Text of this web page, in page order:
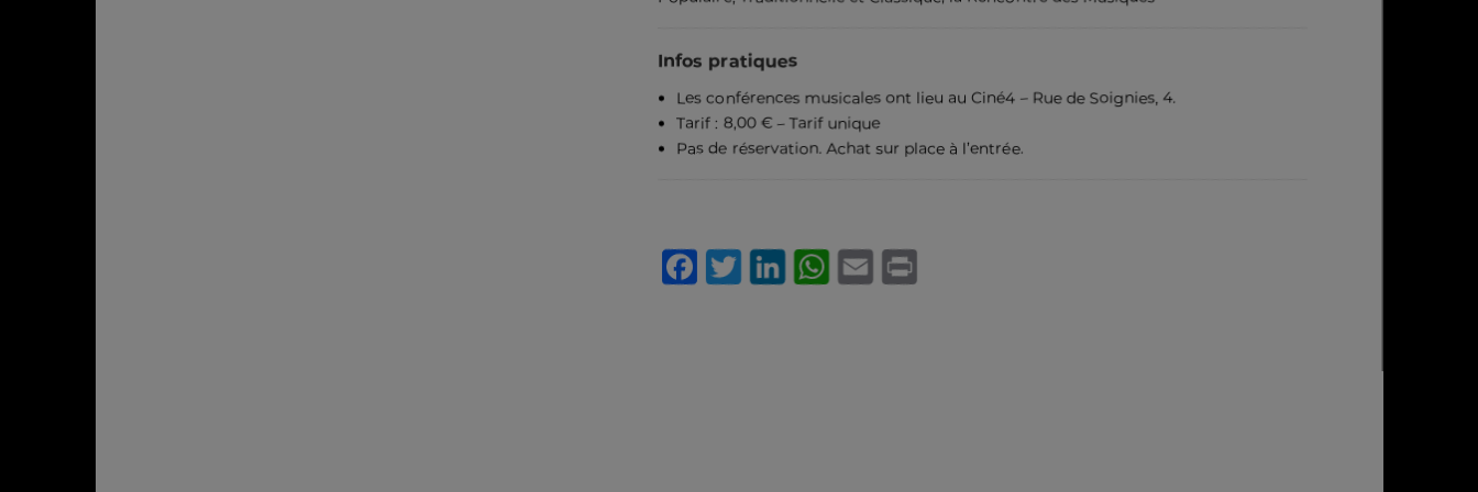
Infos pratiques
Les conférences musicales ont lieu au Ciné4 – Rue de Soignies, 4.
Tarif : 8,00 € – Tarif unique
Pas de réservation. Achat sur place à l’entrée.
Facebook
Twitter
LinkedIn
WhatsApp
Email